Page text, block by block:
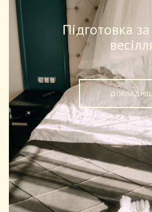
Підготовка